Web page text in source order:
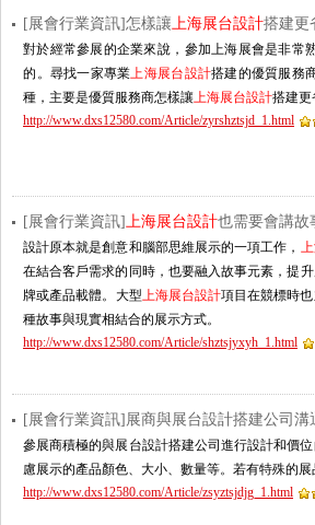
[展會行業資訊]怎樣讓上海展台設計搭建更
對於經常參展的企業來說，參加上海展會是非常
的。尋找一家專業上海展台設計搭建的優質服務商
種，主要是優質服務商怎樣讓上海展台設計搭建更省
http://www.dxs12580.com/Article/zyrshztsjd_1.html
[展會行業資訊]上海展台設計也需要會講故
設計原本就是創意和腦部思維展示的一項工作，
在結合客戶需求的同時，也要融入故事元素，
牌或產品載體。大型上海展台設計項目在競標時也
種故事與現實相結合的展示方式。
http://www.dxs12580.com/Article/shztsjyxyh_1.html
[展會行業資訊]展商與展台設計搭建公司溝
參展商積極的與展台設計搭建公司進行設計和價位的
慮展示的產品顏色、大小、數量等。若有
http://www.dxs12580.com/Article/zsyztsjdjg_1.html